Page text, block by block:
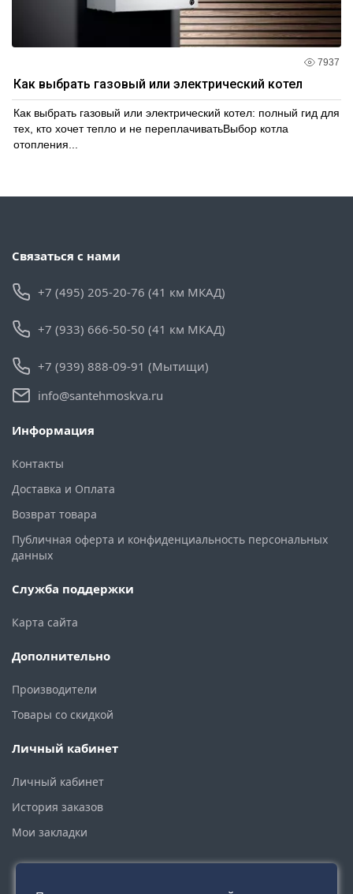
7937
Как выбрать газовый или электрический котел
Как выбрать газовый или электрический котел: полный гид для
тех, кто хочет тепло и не переплачиватьВыбор котла
отопления...
Связаться с нами
+7 (495) 205-20-76 (41 км МКАД)
+7 (933) 666-50-50 (41 км МКАД)
+7 (939) 888-09-91 (Мытищи)
info@santehmoskva.ru
Информация
Контакты
Доставка и Оплата
Возврат товара
Публичная оферта и конфиденциальность персональных
данных
Служба поддержки
Карта сайта
Дополнительно
Производители
Товары со скидкой
Личный кабинет
Личный кабинет
История заказов
Мои закладки